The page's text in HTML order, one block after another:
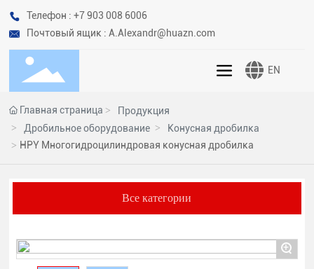
Телефон :+7 903 008 6006
Почтовый ящик :A.Alexandr@huazn.com
EN
Главная страница
Продукция
Дробильное оборудование
Конусная дробилка
HPY Многогидроцилиндровая конусная дробилка
Все категории
+